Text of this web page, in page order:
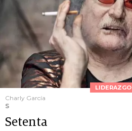
LIDERAZGO
Charly García
S
Setenta